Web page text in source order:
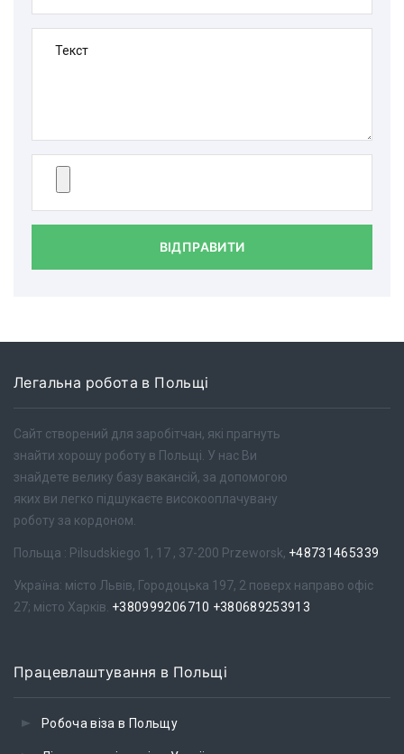
Текст
ВІДПРАВИТИ
Легальна робота в Польщі
Сайт створений для заробітчан, які прагнуть
знайти хорошу роботу в Польщі. У нас Ви
знайдете велику базу вакансій, за допомогою
яких ви легко підшукаєте високооплачувану
роботу за кордоном.
Польща : Pilsudskiego 1, 17 , 37-200 Przeworsk, +48731465339
Україна: місто Львів, Городоцька 197, 2 поверх направо офіс
27; місто Харків. +380999206710 +380689253913
Працевлаштування в Польщі
Робоча віза в Польщу